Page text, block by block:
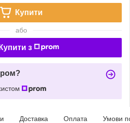
Купити
або
Купити з
Доставка Оплата Умови